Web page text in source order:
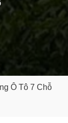
Ô Tô 7 Chỗ